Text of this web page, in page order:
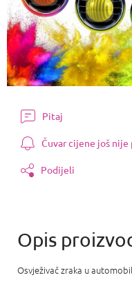
Pitaj
Čuvar cijene još
Podijeli
Osvježivač zraka u